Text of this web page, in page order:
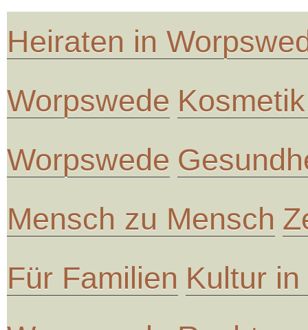
Heiraten in
Worpswede
Worpswede
Mensch zu Mensch
Für Familien Kultur